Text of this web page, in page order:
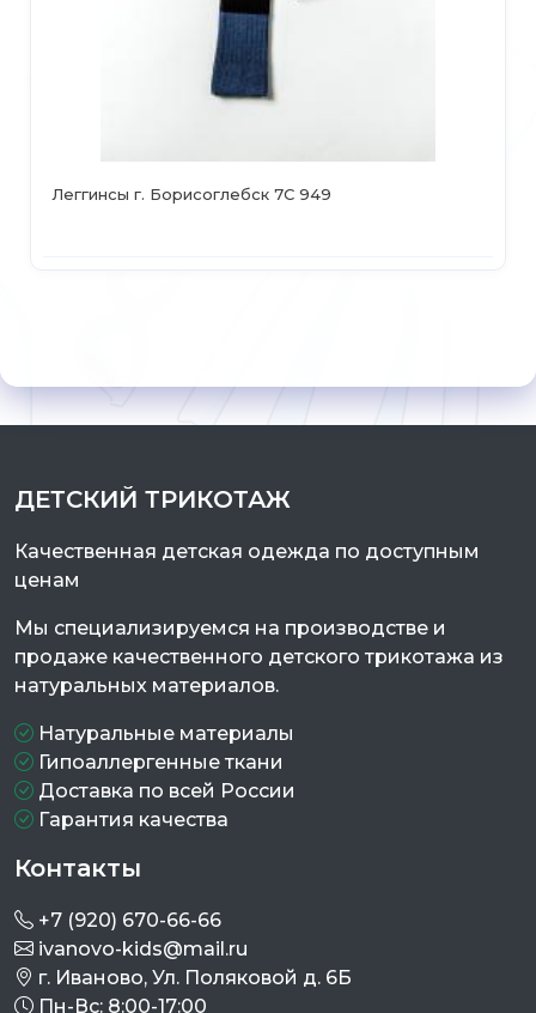
Леггинсы г. Борисоглебск 7С 949
ДЕТСКИЙ ТРИКОТАЖ
Качественная детская одежда по доступным
ценам
Мы специализируемся на производстве и
продаже качественного детского трикотажа из
натуральных материалов.
Натуральные материалы
Гипоаллергенные ткани
Доставка по всей России
Гарантия качества
Контакты
+7 (920) 670-66-66
ivanovo-kids@mail.ru
г. Иваново, Ул. Поляковой д. 6Б
Пн-Вс: 8:00-17:00